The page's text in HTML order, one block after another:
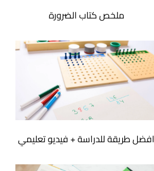
ملخص كتاب الضرورة
افضل طريقة للدراسة + فيديو تعليمي